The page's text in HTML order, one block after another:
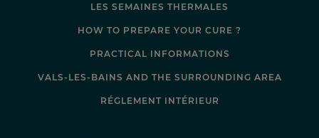
LES SEMAINES THERMALES
HOW TO PREPARE YOUR CURE ?
PRACTICAL INFORMATIONS
VALS-LES-BAINS AND THE SURROUNDING AREA
RÉGLEMENT INTÉRIEUR